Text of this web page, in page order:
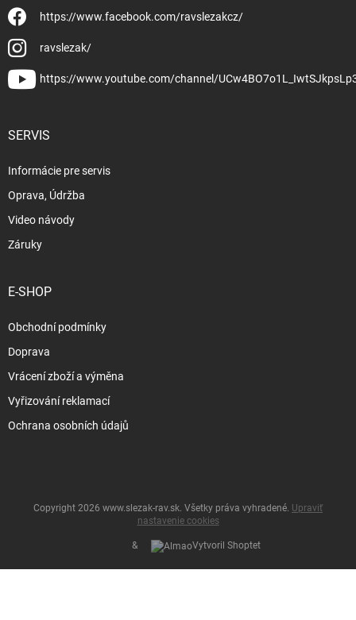
https://www.facebook.com/ravslezakcz/
ravslezak/
https://www.youtube.com/channel/
SERVIS
Informácie pre servis
Oprava, Údržba
Video návody
Záruky
E-SHOP
Obchodní podmínky
Doprava
Vrácení zboží a výměna
Vyřizování reklamací
Ochrana osobních údajů
& Vytvoril Shoptet
Copyright 2026 www.slezak-rav.sk. Všetky práva vyhradené. Upraviť
nastavenie cookies